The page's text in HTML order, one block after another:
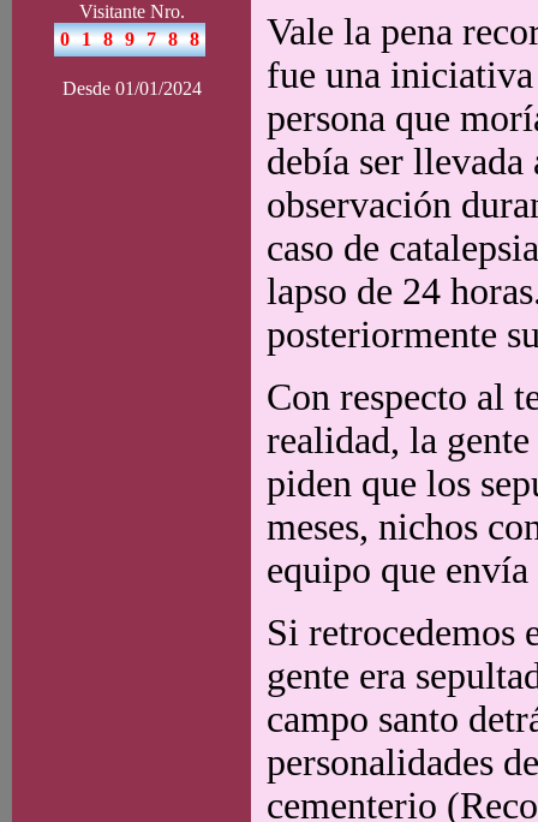
Visitante Nro.
Desde 01/01/2024
Vale la pena
fue una
persona que
debía ser llevada
observación
caso de
lapso de 24
posteriormente
Con respecto al
realidad, la
piden que los
meses, nichos
equipo que
Si retrocedemos
gente era
campo santo
personalidades
cementerio